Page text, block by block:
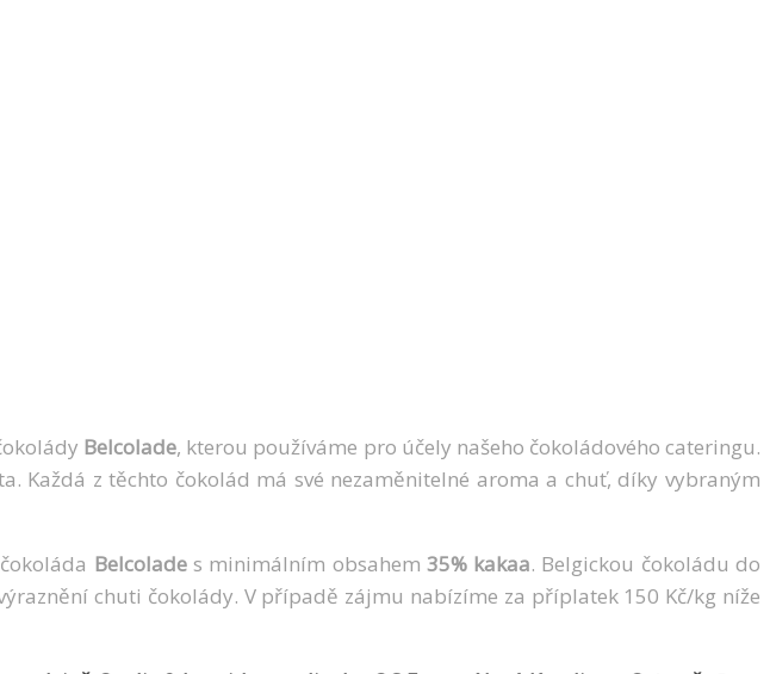
Belcolade, kterou používáme pro účely našeho čokoládového cateringu.
Každá z těchto čokolád má své nezaměnitelné aroma a chuť, díky vybraným
Belcolades minimálním obsahem 35% kakaa. Belgickou čokoládu do
chuti čokolády. V případě zájmu nabízíme za příplatek 150 Kč/kg níže